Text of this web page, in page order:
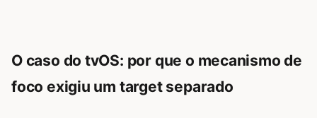
O caso do tvOS: por que o mecanismo de
foco exigiu um target separado